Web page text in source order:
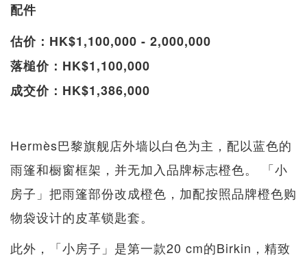
配件
估价：HK$1,100,000 - 2,000,000
落槌价：HK$1,100,000
成交价：HK$1,386,000
Hermès巴黎旗舰店外墙以白色为主，配以蓝色的
雨篷和橱窗框架，并无加入品牌标志橙色。 「小
房子」把雨篷部份改成橙色，加配按照品牌橙色购
物袋设计的皮革锁匙套。
此外，「小房子」是第一款20 cm的Birkin，精致